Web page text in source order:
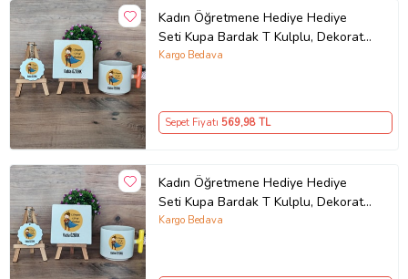
Kadın Öğretmene Hediye Hediye
Seti Kupa Bardak T Kulplu, Dekoratif
Taş, Anahtarlık Öğretmenler Günü
Kargo Bedava
Sepet Fiyatı 569,98 TL
Kadın Öğretmene Hediye Hediye
Seti Kupa Bardak T Kulplu, Dekoratif
Taş, Anahtarlık Öğretmenler Günü
Kargo Bedava